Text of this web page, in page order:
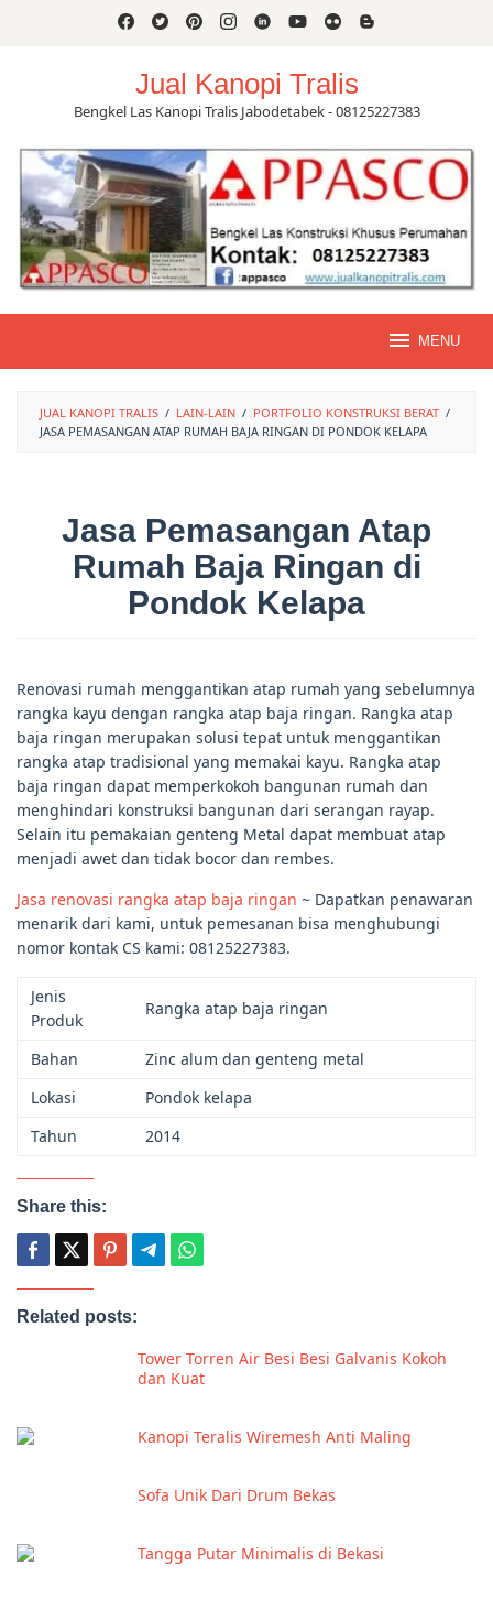
Jual Kanopi Tralis
Bengkel Las Kanopi Tralis Jabodetabek - 08125227383
MENU
JUAL KANOPI TRALIS / LAIN-LAIN / PORTFOLIO KONSTRUKSI BERAT /
JASA PEMASANGAN ATAP RUMAH BAJA RINGAN DI PONDOK KELAPA
Jasa Pemasangan Atap
Rumah Baja Ringan di
Pondok Kelapa
Renovasi rumah menggantikan atap rumah yang sebelumnya
rangka kayu dengan rangka atap baja ringan. Rangka atap
baja ringan merupakan solusi tepat untuk menggantikan
rangka atap tradisional yang memakai kayu. Rangka atap
baja ringan dapat memperkokoh bangunan rumah dan
menghindari konstruksi bangunan dari serangan rayap.
Selain itu pemakaian genteng Metal dapat membuat atap
menjadi awet dan tidak bocor dan rembes.
Jasa renovasi rangka atap baja ringan ~ Dapatkan penawaran
menarik dari kami, untuk pemesanan bisa menghubungi
nomor kontak CS kami: 08125227383.
Jenis
Produk
Rangka atap baja ringan
Bahan
Zinc alum dan genteng metal
Lokasi
Pondok kelapa
Tahun
2014
Share this:
Related posts:
Tower Torren Air Besi Besi Galvanis Kokoh
dan Kuat
Kanopi Teralis Wiremesh Anti Maling
Sofa Unik Dari Drum Bekas
Tangga Putar Minimalis di Bekasi